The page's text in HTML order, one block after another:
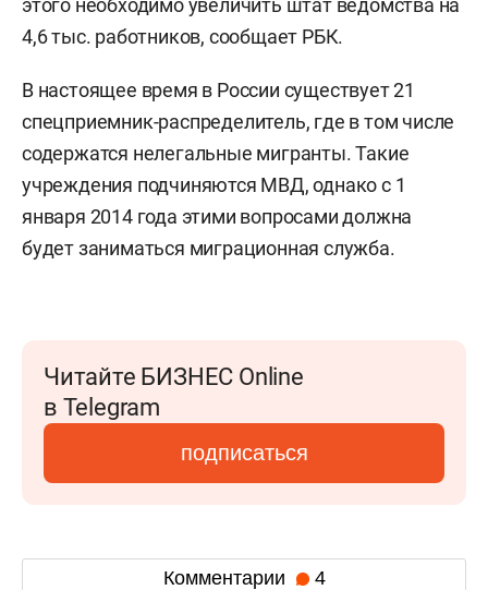
этого необходимо увеличить штат ведомства на
4,6 тыс. работников, сообщает РБК.
В настоящее время в России существует 21
спецприемник-распределитель, где в том числе
содержатся нелегальные мигранты. Такие
учреждения подчиняются МВД, однако с 1
января 2014 года этими вопросами должна
будет заниматься миграционная служба.
Читайте БИЗНЕС Online
в Telegram
подписаться
Комментарии 4